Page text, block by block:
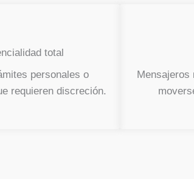
total
personales o
requieren discreción.
Mensajeros